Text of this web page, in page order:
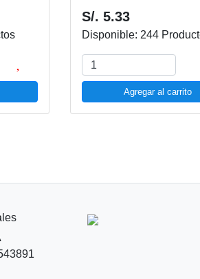
S/. 5.33
Disponible: 244
Agregar al carrito